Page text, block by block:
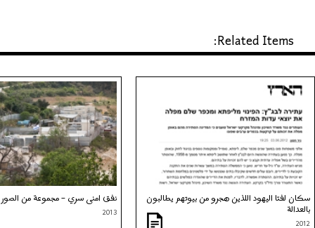
Related Items:
سكان لفتا اليهود اللذين هجرو من بيوتهم يطالبون
بالعدالة
2012
نفق امني سري – مجموعة من الصور
2013